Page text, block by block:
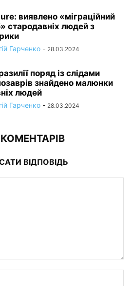
виявлено «міграційний
стародавніх людей з
Гарченко - 28.03.2024
поряд із слідами
знайдено малюнки
людей
Гарченко - 28.03.2024
ВІДПОВІДЬ